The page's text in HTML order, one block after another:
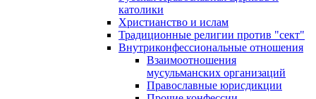
католики
Христианство и ислам
Традиционные религии против "сект"
Внутриконфессиональные отношения
Взаимоотношения
мусульманских организаций
Православные юрисдикции